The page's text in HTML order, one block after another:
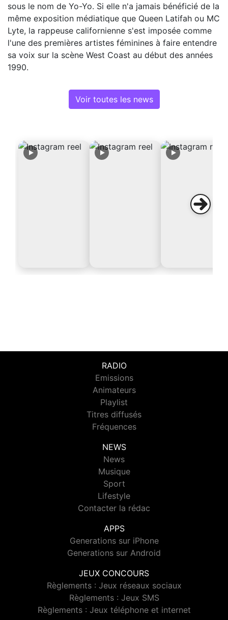
sous le nom de Yo-Yo. Si elle n'a jamais bénéficié de la
même exposition médiatique que Queen Latifah ou MC
Lyte, la rappeuse californienne s'est imposée comme
l'une des premières artistes féminines à faire entendre
sa voix sur la scène West Coast au début des années
1990.
Voir toutes les news
RADIO
Emissions
Animateurs
Playlist
Titres diffusés
Fréquences
NEWS
News
Musique
Sport
Lifestyle
Contacter la rédac
APPS
Generations sur iPhone
Generations sur Android
JEUX CONCOURS
Règlements : Jeux réseaux sociaux
Règlements : Jeux SMS
Règlements : Jeux téléphone et internet